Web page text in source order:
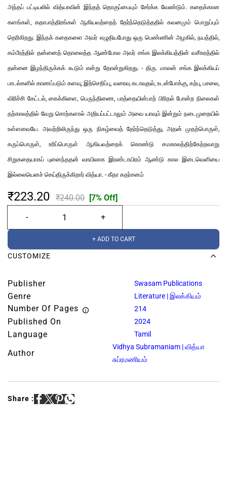
அந்தப் பட்டியலில் வித்யாவின் இந்தத் தொகுப்பையும் சேர்க்க வேண்டும். கதைக்கான
களங்கள், கதாபாத்திரங்கள் ஆகியவற்றைத் தேர்ந்தெடுத்ததில் கவனமும் பொறுப்பும்
தெரிகிறது. இந்தக் கதைகளை அவர் எழுதியபோது ஒரு பெண்ணின் அழகில், நயத்தில்,
கம்பீரத்தில் தன்னைத் தொலைத்த ஆண்போல அவர் சங்க இலக்கியத்தின் வசீகரத்தில்
தன்னை இழந்திருக்கக் கூடும் என்று தோன்றுகிறது. - திரு. மாலன் சங்க இலக்கியப்
பாடல்களில் காணப்படும் களவு, இற்செறிப்பு, வரைவு கடாவுதல், உடன்போக்கு, கற்பு, பசலை,
விரிச்சி கேட்டல், கைக்கிளை, பெருந்திணை, பரத்தையின்பாற் பிரிதல் போன்ற நிலைகள்
தற்காலத்தில் வேறு சொற்களால் அறியப்பட்டாலும் அவை யாவும் இன்றும் நடைமுறையில்
உள்ளவையே. அவற்றிலிருந்து ஒரு நிகழ்வைத் தேர்ந்தெடுத்து, அதன் முதற்பொருள்,
கருப்பொருள், உரிப்பொருள் ஆகியவற்றைக் கொண்டு சமகாலத்திற்கேற்றவாறு
சிறுகதையாகப் புனைந்ததன் வாயிலாக இரண்டாயிரம் ஆண்டு கால இடைவெளியை
இல்லையெனச் செய்திருக்கிறார் வித்யா. - கீதா சுதர்சனம்
₹223.20 ₹240.00 [7% Off]
+ ADD TO CART
CUSTOMIZE
Publisher Swasam Publications
Genre Literature | இலக்கியம்
Number Of Pages 214
Published On 2024
Language Tamil
Author
Vidhya Subramaniam | வித்யா
சுப்ரமணியம்
Share :